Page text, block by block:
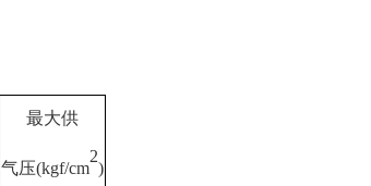
最大供
气压(kgf/cm
2
)